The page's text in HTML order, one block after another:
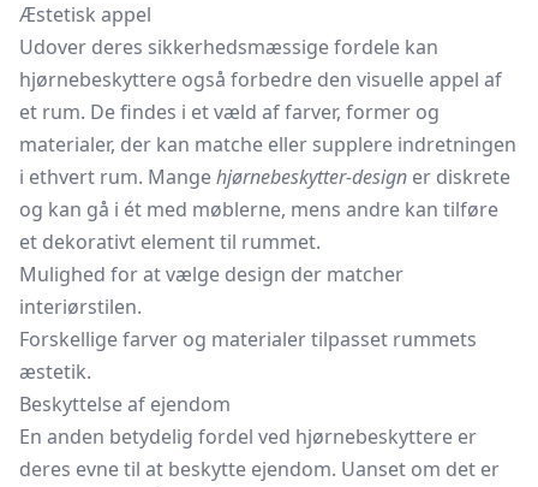
Æstetisk appel
Udover deres sikkerhedsmæssige fordele kan
hjørnebeskyttere også forbedre den visuelle appel af
et rum. De findes i et væld af farver, former og
materialer, der kan matche eller supplere indretningen
i ethvert rum. Mangehjørnebeskytter-design er diskrete
og kan gå i ét med møblerne, mens andre kan tilføre
et dekorativt element til rummet.
Mulighed for at vælge design der matcher
interiørstilen.
Forskellige farver og materialer tilpasset rummets
æstetik.
Beskyttelse af ejendom
En anden betydelig fordel ved hjørnebeskyttere er
deres evne til at beskytte ejendom. Uanset om det er